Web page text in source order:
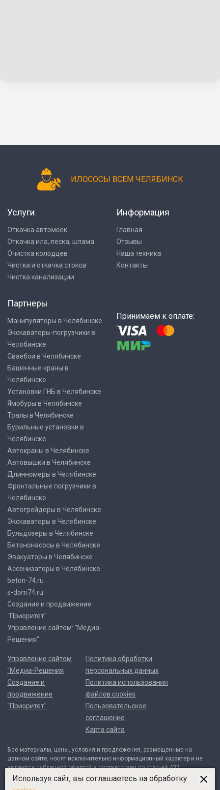
ИЛОСОСЫ ВСЕМ ЧЕЛЯБИНСК
Услуги
Откачка автомоек
Откачка ила, песка, шлама
Очистка колодцев
Чистка и откачка стоков
Чистка канализации
Информация
Главная
Отзывы
Наша техника
Контакты
Партнеры
Манипуляторы в Челябинске
Экскаваторы-погрузчики в
Челябинске
Сваебои в Челябинске
Башенные краны в
Челябинске
Установки ГНБ в Челябинске
Ямобуры в Челябинске
Тралы в Челябинске
Бурильные установки в
Челябинске
Автокраны в Челябинске
Автовышки в Челябинске
Длинномеры в Челябинске
Фронтальные погрузчики в
Челябинске
Автогрейдеры в Челябинске
Экскаваторы в Челябинске
Бульдозеры в Челябинске
Бетононасосы в Челябинске
Эвакуаторы в Челябинске
Ассенизаторы в Челябинске
beton-74.ru
s-dom74.ru
Создание и продвижение:
"Приоритет"
Управление сайтом: "Медиа-
Решения"
Принимаем к оплате:
Управление сайтом
"Медиа-Решения
Создание и
продвижение
"Приоритет"
Политика обработки
персональных данных
Политика использования
файлов cookies
Пользовательское
соглашение
Карта сайта
Все материалы, цены, условия и предложения, размещенные на
данном сайте, носят исключительно информационный характер и не
являются публичной офертой в соответствии со статьей 437
Гражданского кодекса Российской Федерации. Договор может быть
Используя сайт, вы соглашаетесь на обработку